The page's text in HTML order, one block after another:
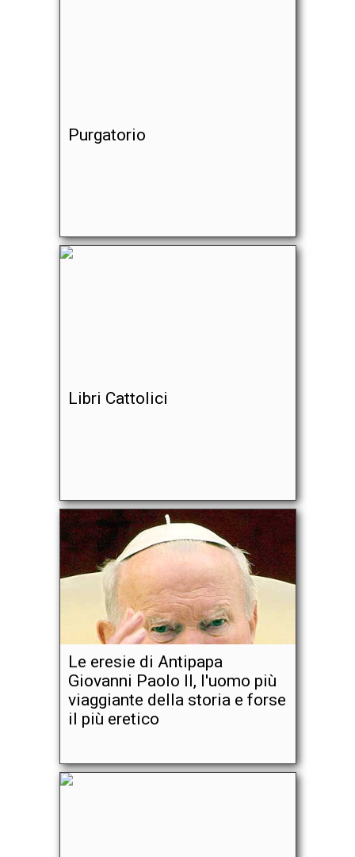
Purgatorio
Libri Cattolici
Le eresie di Antipapa
Giovanni Paolo II, l'uomo più
viaggiante della storia e forse
il più eretico